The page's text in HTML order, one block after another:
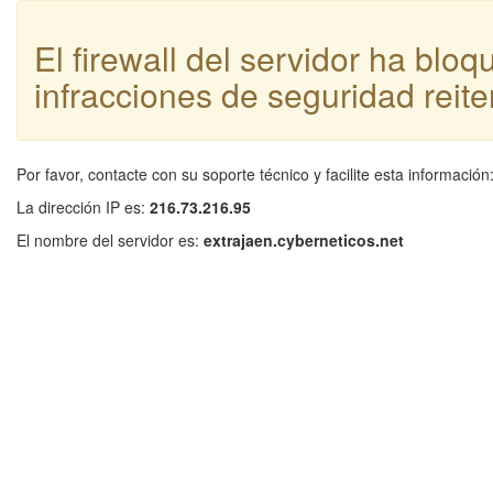
El firewall del servidor ha
infracciones de seguridad
Por favor, contacte con su soporte técnico y facilite esta información:
La dirección IP es: 216.73.216.95
El nombre del servidor es: extrajaen.cyberneticos.net